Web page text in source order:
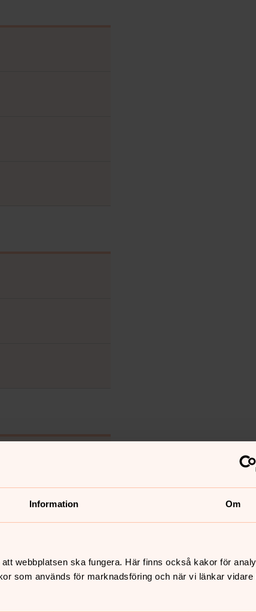
Information Om
webbplatsen ska fungera. Här finns också kakor för
som används för marknadsföring och när vi länkar vidare